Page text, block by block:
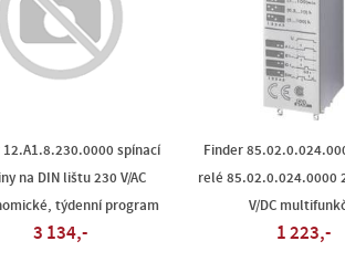
12.A1.8.230.0000 spínací
na DIN lištu 230 V/AC
týdenní program
3 134,-
Finder
relé 85.02.0.024.0000
V/DC
1 223,-